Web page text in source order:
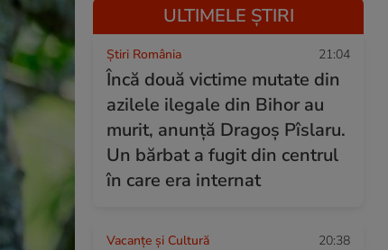
ULTIMELE ȘTIRI
Știri România 21:04
Încă două victime mutate din
azilele ilegale din Bihor au
murit, anunță Dragoș Pîslaru.
Un bărbat a fugit din centrul
în care era internat
Vacanțe și Cultură 20:38